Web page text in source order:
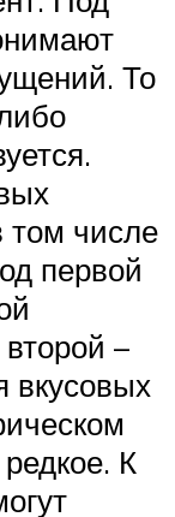
То
том числе
первой
–
вкусовых
К